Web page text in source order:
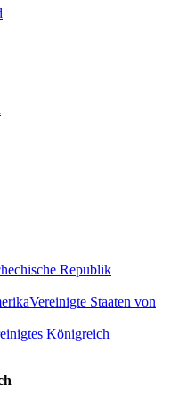
Republik
Vereinigte Staaten von
Königreich